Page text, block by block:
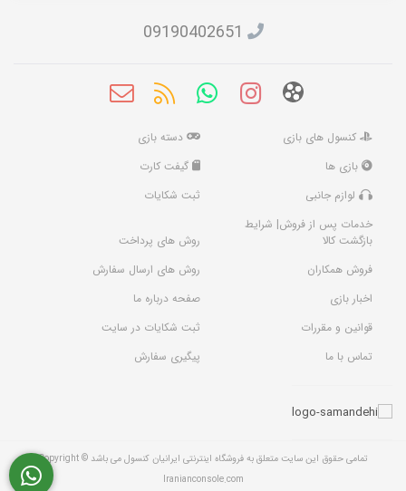
09190402651
کنسول های بازی
دسته بازی
بازی ها
گیفت کارت
لوازم جانبی
ثبت شکایات
خدمات پس از فروش| شرایط
بازگشت کالا
روش های پرداخت
فروش همکاران
روش های ارسال سفارش
اخبار بازی
صفحه درباره ما
قوانین و مقررات
ثبت شکایات در سایت
تماس با ما
پیگیری سفارش
تمامی حقوق این سایت متعلق به فروشگاه اینترنتی ایرانیان کنسول می باشد Copyright ©
Iranianconsole.com